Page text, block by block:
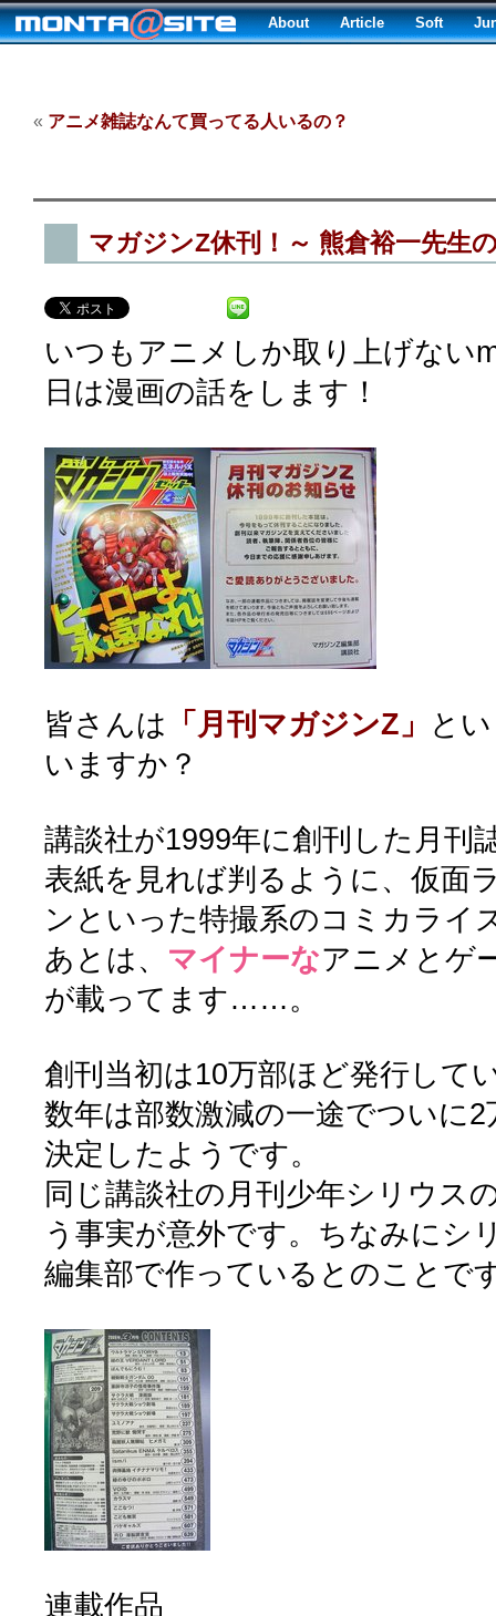
About Article Soft
« アニメ雑誌なんて買ってる人いるの？
マガジンZ休刊！～ 熊倉裕一先生
いつもアニメしか取り上げない
日は漫画の話をします！
皆さんは 「月刊マガジンZ」
と
いますか？
講談社が1999年に創刊した月刊
表紙を見れば判るように、仮面
ンといった特撮系のコミカライ
あとは、 マイナーなアニメとゲ
が載ってます……。
創刊当初は10万部ほど発行して
数年は部数激減の一途でついに
決定したようです。
同じ講談社の月刊少年シリウス
う事実が意外です。ちなみにシ
編集部で作っているとのことで
連載作品